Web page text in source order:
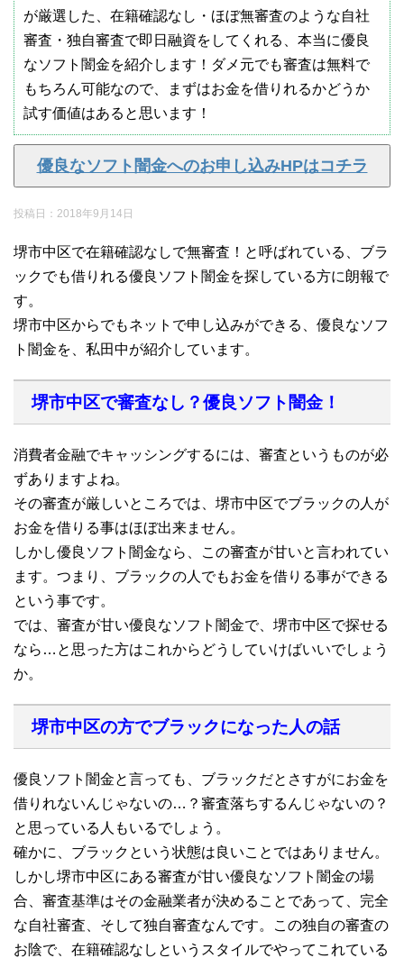
が厳選した、在籍確認なし・ほぼ無審査のような自社
審査・独自審査で即日融資をしてくれる、本当に優良
なソフト闇金を紹介します！ダメ元でも審査は無料で
もちろん可能なので、まずはお金を借りれるかどうか
試す価値はあると思います！
優良なソフト闇金へのお申し込みHPはコチラ
投稿日： 2018年9月14日
堺市中区で在籍確認なしで無審査！と呼ばれている、ブラ
ックでも借りれる優良ソフト闇金を探している方に朗報で
す。
堺市中区からでもネットで申し込みができる、優良なソフ
ト闇金を、私田中が紹介しています。
堺市中区で審査なし？優良ソフト闇金！
消費者金融でキャッシングするには、審査というものが必
ずありますよね。
その審査が厳しいところでは、堺市中区でブラックの人が
お金を借りる事はほぼ出来ません。
しかし優良ソフト闇金なら、この審査が甘いと言われてい
ます。つまり、ブラックの人でもお金を借りる事ができる
という事です。
では、審査が甘い優良なソフト闇金で、堺市中区で探せる
なら…と思った方はこれからどうしていけばいいでしょう
か。
堺市中区の方でブラックになった人の話
優良ソフト闇金と言っても、ブラックだとさすがにお金を
借りれないんじゃないの…？審査落ちするんじゃないの？
と思っている人もいるでしょう。
確かに、ブラックという状態は良いことではありません。
しかし堺市中区にある審査が甘い優良なソフト闇金の場
合、審査基準はその金融業者が決めることであって、完全
な自社審査、そして独自審査なんです。この独自の審査の
お陰で、在籍確認なしというスタイルでやってこれている